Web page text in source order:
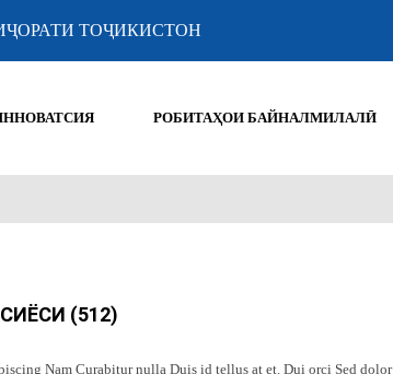
ТОҶИКИСТОН
РОБИТАҲОИ БАЙНАЛМИЛАЛӢ
(512)
Nam Curabitur nulla Duis id tellus at et. Dui orci Sed